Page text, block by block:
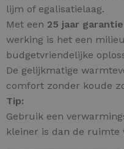
lijm of egalisatielaag.
Met een 25 jaar garantie
werking is het een
budgetvriendelijke
De gelijkmatige
comfort zonder koude
Tip:
Gebruik een
kleiner is dan de ruimte